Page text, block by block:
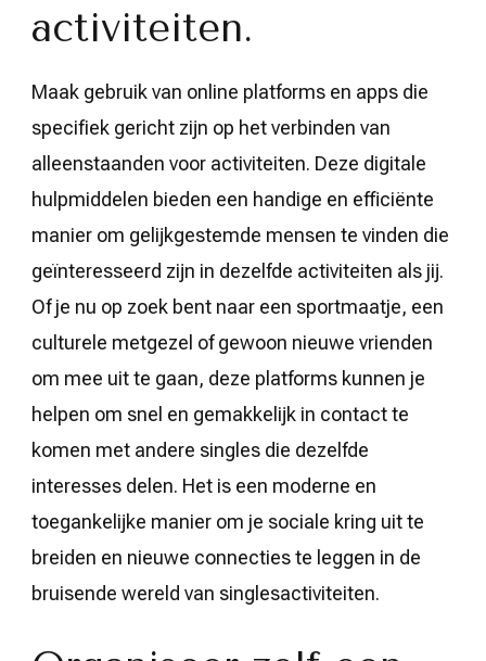
activiteiten.
Maak gebruik van online platforms en apps die
specifiek gericht zijn op het verbinden van
alleenstaanden voor activiteiten. Deze digitale
hulpmiddelen bieden een handige en efficiënte
manier om gelijkgestemde mensen te vinden die
geïnteresseerd zijn in dezelfde activiteiten als jij.
Of je nu op zoek bent naar een sportmaatje, een
culturele metgezel of gewoon nieuwe vrienden
om mee uit te gaan, deze platforms kunnen je
helpen om snel en gemakkelijk in contact te
komen met andere singles die dezelfde
interesses delen. Het is een moderne en
toegankelijke manier om je sociale kring uit te
breiden en nieuwe connecties te leggen in de
bruisende wereld van singlesactiviteiten.